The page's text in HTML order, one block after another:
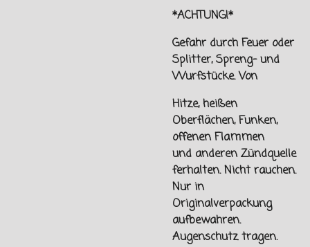
*ACHTUNG!*
Gefahr durch Feuer oder
Splitter, Spreng- und
Wurfstücke. Von
Hitze, heißen
Oberflächen, Funken,
offenen Flammen
und anderen Zündquelle
ferhalten.Nicht rauchen.
Nur in
Originalverpackung
aufbewahren.
Augenschutz tragen.